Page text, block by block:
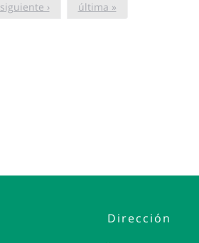
siguiente › última »
Dirección